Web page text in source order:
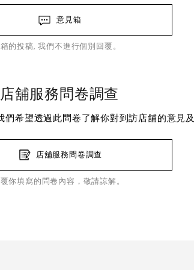
意見箱
的投稿, 我們不進行個別回覆。
店舖服務問卷調查
們希望透過此問卷了解你對到訪店舖的意見
店舖服務問卷調查
你填寫的問卷內容，敬請諒解。